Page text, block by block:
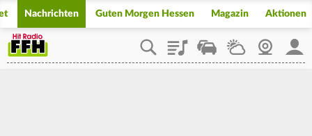
Nachrichten Guten Morgen Hessen Magazin Aktionen
PlaylistStaupilotWetterWebcam